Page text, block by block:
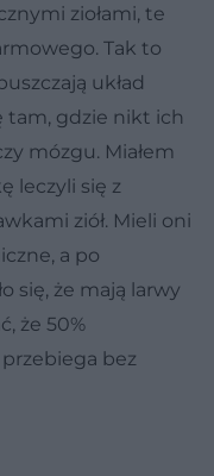
ziołami, te
Tak to
układ
tam, gdzie nikt ich
mózgu. Miałem
leczyli się z
ziół. Mieli oni
a po
się, że mają larwy
że 50%
bez